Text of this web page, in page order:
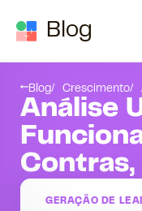
Blog
Blog Crescimento
Análise
Contras,
GERAÇÃO DE